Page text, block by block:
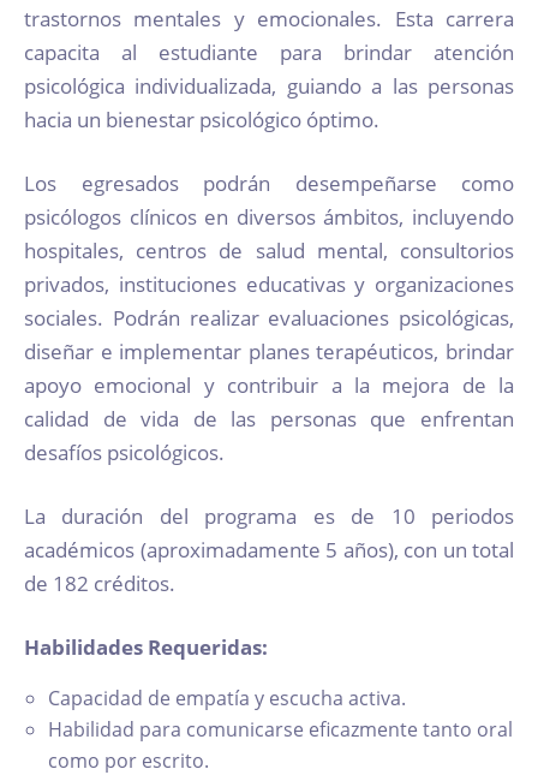
trastornos mentales y emocionales. Esta carrera
capacita al estudiante para brindar atención
psicológica individualizada, guiando a las personas
hacia un bienestar psicológico óptimo.
Los egresados podrán desempeñarse como
psicólogos clínicos en diversos ámbitos, incluyendo
hospitales, centros de salud mental, consultorios
privados, instituciones educativas y organizaciones
sociales. Podrán realizar evaluaciones psicológicas,
diseñar e implementar planes terapéuticos, brindar
apoyo emocional y contribuir a la mejora de la
calidad de vida de las personas que enfrentan
desafíos psicológicos.
La duración del programa es de 10 periodos
académicos (aproximadamente 5 años), con un total
de 182 créditos.
Habilidades Requeridas:
Capacidad de empatía y escucha activa.
Habilidad para comunicarse eficazmente tanto oral
como por escrito.